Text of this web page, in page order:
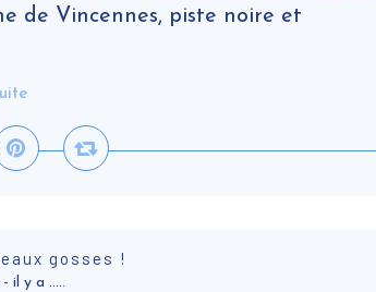
de Vincennes, piste noire et
gosses !
il y a .....